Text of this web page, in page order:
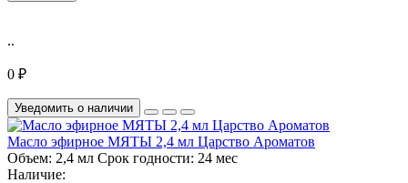
..
0 ₽
Уведомить о наличии
Масло эфирное МЯТЫ 2,4 мл Царство Ароматов
Объем: 2,4 мл Срок годности: 24 мес
Наличие: